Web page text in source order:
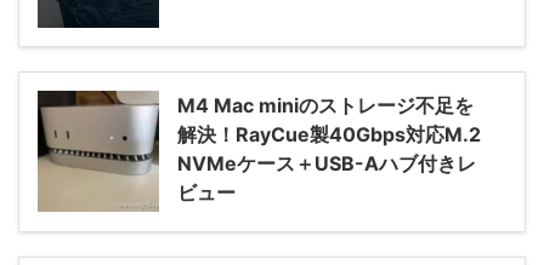
M4 Mac miniのストレージ不足を
解決！RayCue製40Gbps対応M.2
NVMeケース＋USB-Aハブ付きレ
ビュー